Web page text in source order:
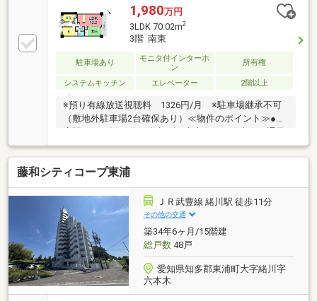
庭でも安心です◎〇全室フローリング！○南東向きバ
ルコニーのため日当たり良好です！○眺望・通風良好
です！○周辺環境充実しています！日々の買い物にも
便利です♪〇リフォームのご相談も承っております！
〇現地ご内覧をご希望の際は弊社ナカジツまでお気軽
にお問い合わせ下さいませ！■【おすすめポイント】
■・ファミリーマート大府大東町店 徒歩約6分・Vド
ラッグ大府中央店 徒歩約8分
1,980万円
3LDK 70.02m2
3階 南東
駐車場あり
モニタ付インターホ
ン
所有権
システムキッチン エレベーター 2階以上
※預り有線放送視聴料 1326円/月 ※駐車場継承不可
（敷地外駐車場2台確保あり）≪物件のポイント≫●大
良好●全居室収納付きで片付け便利●広々としたワイド
バルコニー＊大府駅徒歩8分の平坦なアクセスと、南
東向きで明るく心地よい風が通り抜ける住空間。全居
室に豊富な収納を備えた使いやすい3LDKの間取りで
す。 ≪周辺環境のポイント≫●大府小学校まで徒歩5分
で安心●大府保育園まで徒歩1分の近さ●大府郵便局ま
で徒歩3分の好立地 ＊小学校まで徒歩5分、保育園が徒
歩1分と子育てに最適な環境が整っています。
藤和シティコープ東浦
ＪＲ武豊線 緒川駅 徒歩11分
その他の交通
築34年6ヶ月/15階建
総戸数48戸
愛知県知多郡東浦町大字緒川字
六本木